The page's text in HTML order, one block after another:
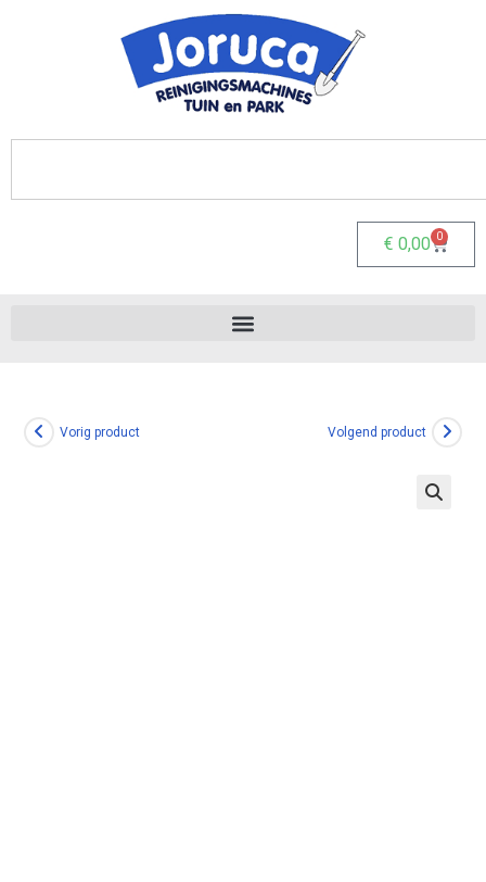
€ 0,00 0
Vorig product Volgend product